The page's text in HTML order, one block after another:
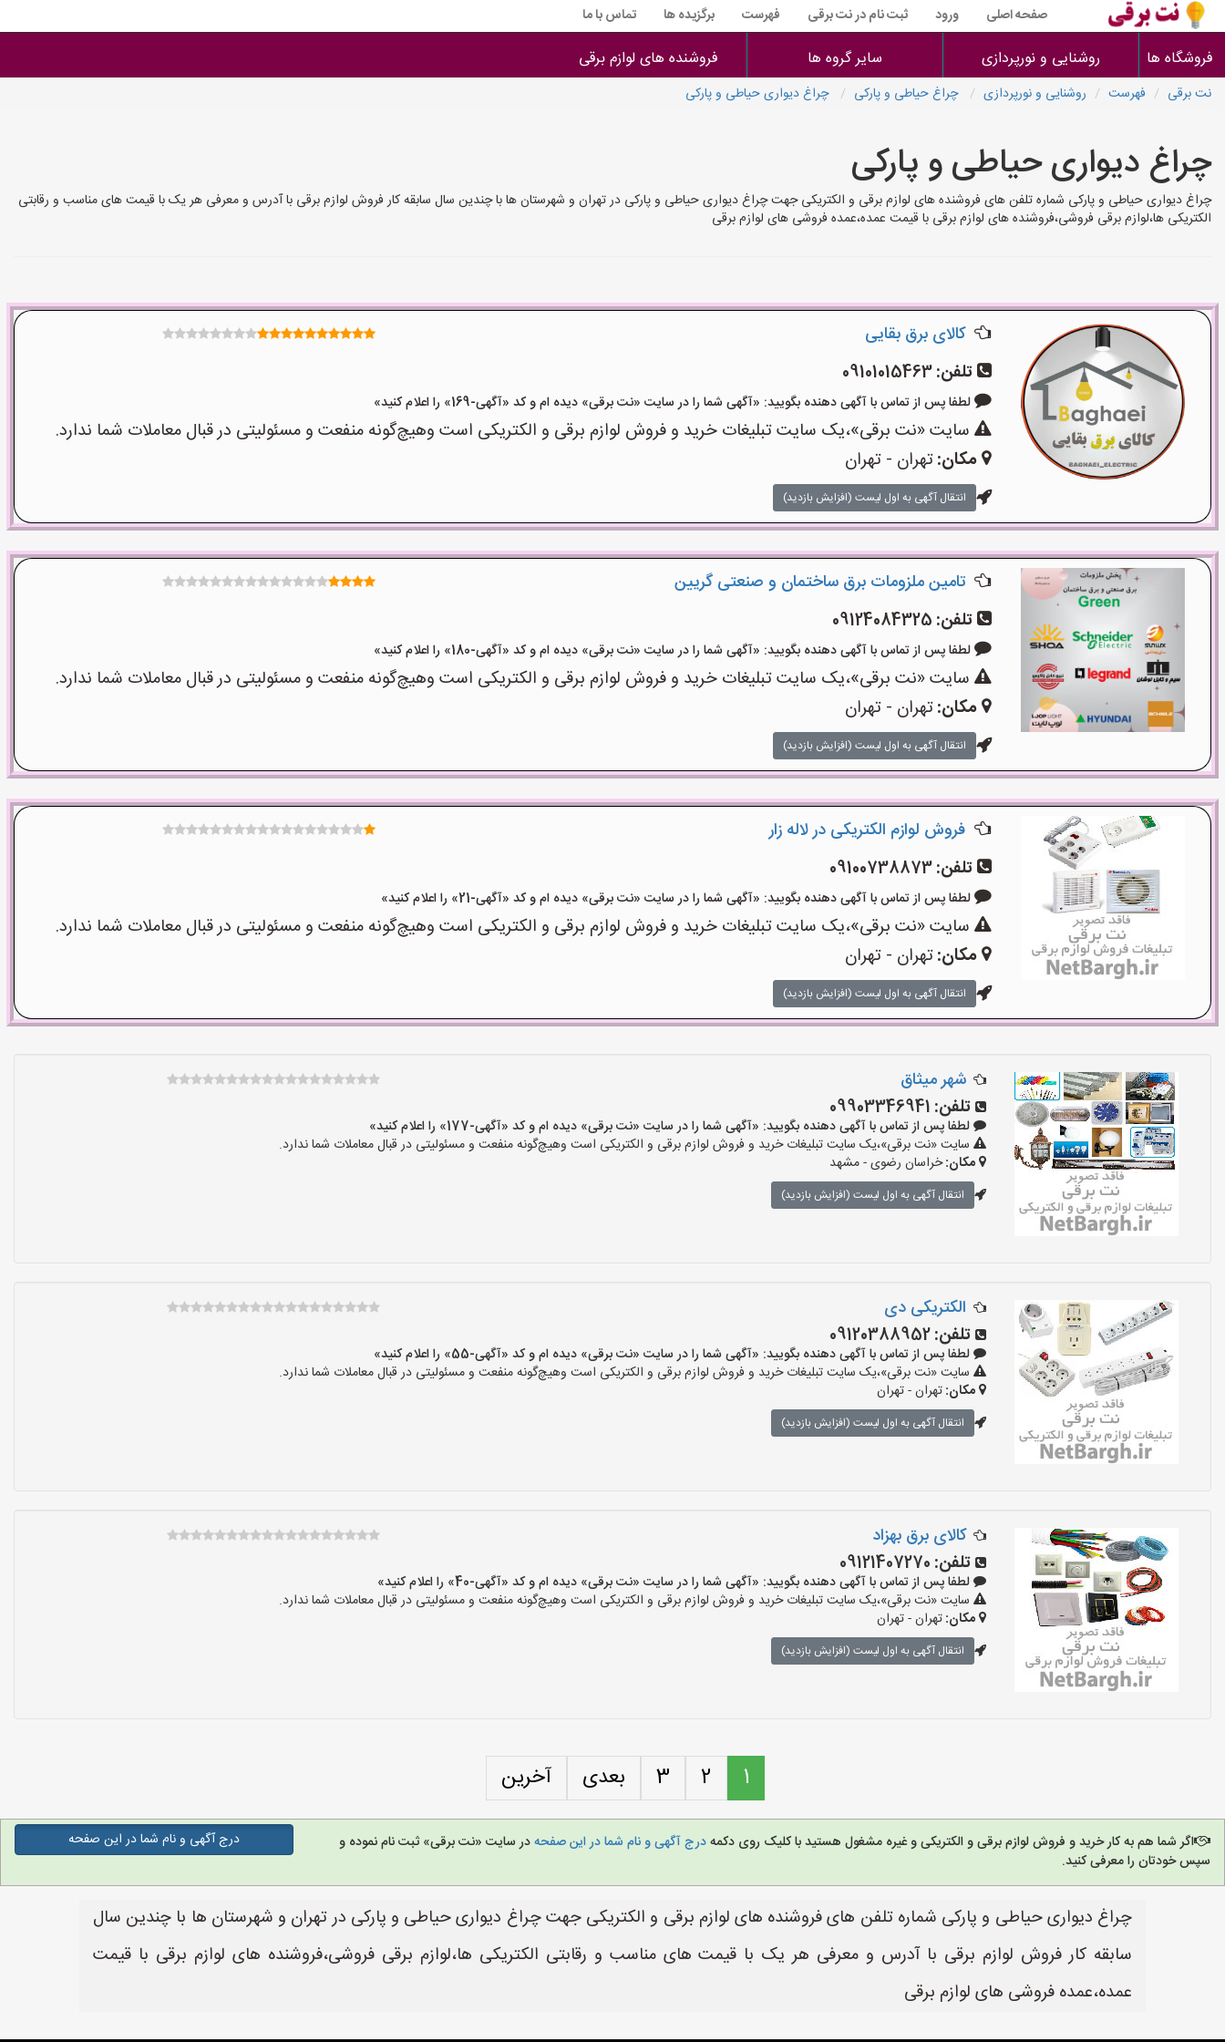
صفحه اصلی ورود ثبت نام در نت برقی فهرست برگزیده ها تماس با ما
فروشگاه ها روشنایی و نورپردازی سایر گروه ها فروشنده های لوازم برقی
نت برقی فهرست روشنایی و نورپردازی چراغ حیاطی و پارکی چراغ دیواری حیاطی و پارکی
چراغ دیواری حیاطی و پارکی
چراغ دیواری حیاطی و پارکی شماره تلفن های فروشنده های لوازم برقی و الکتریکی جهت چراغ دیواری حیاطی و پارکی در تهران و شهرستان ها با چندین سال سابقه کار فروش لوازم برقی با آدرس و معرفی هر یک با قیمت های مناسب و رقابتی
الکتریکی ها،لوازم برقی فروشی،فروشنده های لوازم برقی با قیمت عمده،عمده فروشی های لوازم برقی
کالای برق بقایی
تلفن:09101015463
لطفا پس از تماس با آگهی دهنده بگویید: «آگهی شما را در سایت «نت برقی» دیده ام و کد «آگهی-169» را اعلام کنید»
سایت «نت برقی»،یک سایت تبلیغات خرید و فروش لوازم برقی و الکتریکی است وهیچ‌گونه منفعت و مسئولیتی در قبال معاملات شما ندارد.
مکان:تهران - تهران
انتقال آگهی به اول لیست (افزایش بازدید)
تامین ملزومات برق ساختمان و صنعتی گریین
تلفن: 09124084325
لطفا پس از تماس با آگهی دهنده بگویید: «آگهی شما را در سایت «نت برقی» دیده ام و کد «آگهی-180» را اعلام کنید»
سایت «نت برقی»،یک سایت تبلیغات خرید و فروش لوازم برقی و الکتریکی است وهیچ‌گونه منفعت و مسئولیتی در قبال معاملات شما ندارد.
مکان:تهران - تهران
انتقال آگهی به اول لیست (افزایش بازدید)
فروش لوازم الکتریکی در لاله زار
تلفن:09100738873
لطفا پس از تماس با آگهی دهنده بگویید: «آگهی شما را در سایت «نت برقی» دیده ام و کد «آگهی-21» را اعلام کنید»
سایت «نت برقی»،یک سایت تبلیغات خرید و فروش لوازم برقی و الکتریکی است وهیچ‌گونه منفعت و مسئولیتی در قبال معاملات شما ندارد.
مکان:تهران - تهران
انتقال آگهی به اول لیست (افزایش بازدید)
شهر میثاق
تلفن: 09903346941
لطفا پس از تماس با آگهی دهنده بگویید: «آگهی شما را در سایت «نت برقی» دیده ام و کد «آگهی-177» را اعلام کنید»
سایت «نت برقی»،یک سایت تبلیغات خرید و فروش لوازم برقی و الکتریکی است وهیچ‌گونه منفعت و مسئولیتی در قبال معاملات شما ندارد.
مکان:خراسان رضوی - مشهد
انتقال آگهی به اول لیست (افزایش بازدید)
الکتریکی دی
تلفن:09120388952
لطفا پس از تماس با آگهی دهنده بگویید: «آگهی شما را در سایت «نت برقی» دیده ام و کد «آگهی-55» را اعلام کنید»
سایت «نت برقی»،یک سایت تبلیغات خرید و فروش لوازم برقی و الکتریکی است وهیچ‌گونه منفعت و مسئولیتی در قبال معاملات شما ندارد.
مکان:تهران - تهران
انتقال آگهی به اول لیست (افزایش بازدید)
کالای برق بهزاد
تلفن: 09121407270
لطفا پس از تماس با آگهی دهنده بگویید: «آگهی شما را در سایت «نت برقی» دیده ام و کد «آگهی-40» را اعلام کنید»
سایت «نت برقی»،یک سایت تبلیغات خرید و فروش لوازم برقی و الکتریکی است وهیچ‌گونه منفعت و مسئولیتی در قبال معاملات شما ندارد.
مکان:تهران - تهران
انتقال آگهی به اول لیست (افزایش بازدید)
1
2
3 بعدی آخرین
اگر شما هم به کار خرید و فروش لوازم برقی و الکتریکی و غیره مشغول هستید با کلیک روی دکمهدرج آگهی و نام شما در این صفحهدر سایت «نت برقی» ثبت نام نموده و
سپس خودتان را معرفی کنید.
درج آگهی و نام شما در این صفحه
چراغ دیواری حیاطی و پارکی شماره تلفن های فروشنده های لوازم برقی و الکتریکی جهت چراغ دیواری حیاطی و پارکی در تهران و شهرستان ها با چندین سال
سابقه کار فروش لوازم برقی با آدرس و معرفی هر یک با قیمت های مناسب و رقابتی الکتریکی ها،لوازم برقی فروشی،فروشنده های لوازم برقی با قیمت
عمده،عمده فروشی های لوازم برقی